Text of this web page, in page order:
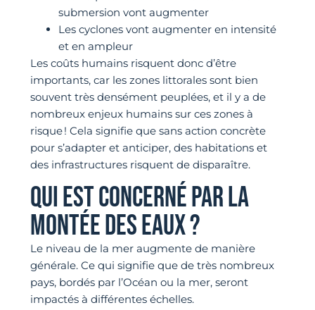
submersion vont augmenter
Les cyclones vont augmenter en intensité
et en ampleur
Les coûts humains risquent donc d’être
importants, car les zones littorales sont bien
souvent très densément peuplées, et il y a de
nombreux enjeux humains sur ces zones à
risque ! Cela signifie que sans action concrète
pour s’adapter et anticiper, des habitations et
des infrastructures risquent de disparaître.
QUI EST CONCERNÉ PAR LA
MONTÉE DES EAUX ?
Le niveau de la mer augmente de manière
générale. Ce qui signifie que de très nombreux
pays, bordés par l’Océan ou la mer, seront
impactés à différentes échelles.